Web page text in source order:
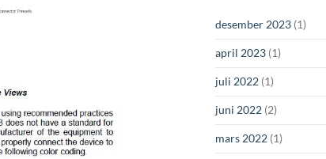
desember 2023 (1)
april 2023 (1)
juli 2022 (1)
juni 2022 (2)
mars 2022 (1)